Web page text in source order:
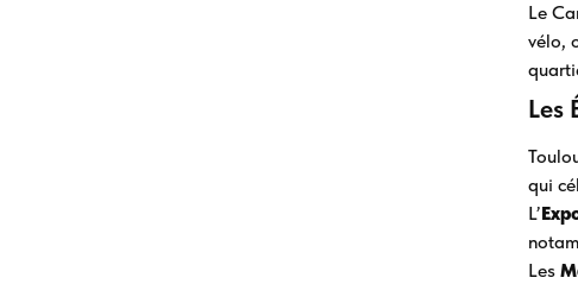
Le
vélo,
Les
qui
L’
Les